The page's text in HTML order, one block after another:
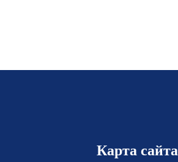
Карта сайта